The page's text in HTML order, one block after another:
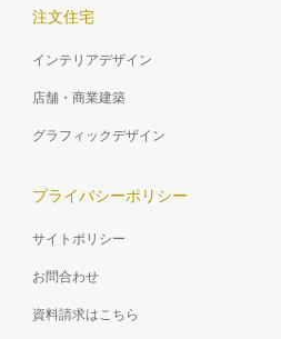
子供の成長に合わせたロフト
ベッドとパーティション
注文住宅
インテリアデザイン
店舗・商業建築
グラフィックデザイン
プライバシーポリシー
サイトポリシー
お問合わせ
資料請求はこちら